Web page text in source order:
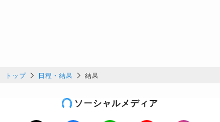
トップ 日程・結果 結果
ソーシャルメディア